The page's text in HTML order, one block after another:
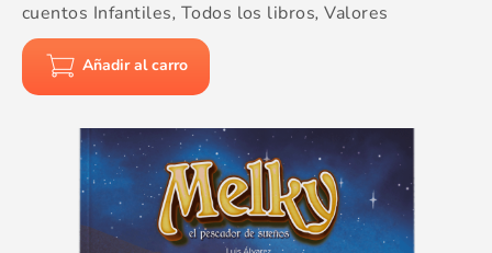
cuentos Infantiles, Todos los libros,Valores
Añadir al carro